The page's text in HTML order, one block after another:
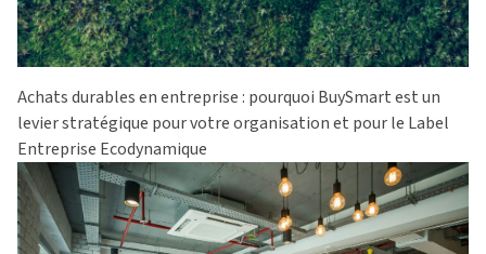
Achats durables en entreprise : pourquoi BuySmart est un
levier stratégique pour votre organisation et pour le Label
Entreprise Ecodynamique